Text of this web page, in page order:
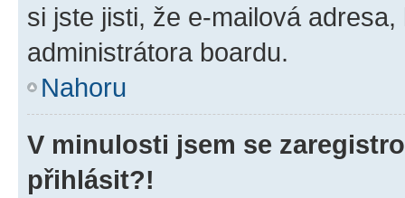
si jste jisti, že e-mailová
administrátora boardu.
Nahoru
V minulosti jsem se
přihlásit?!